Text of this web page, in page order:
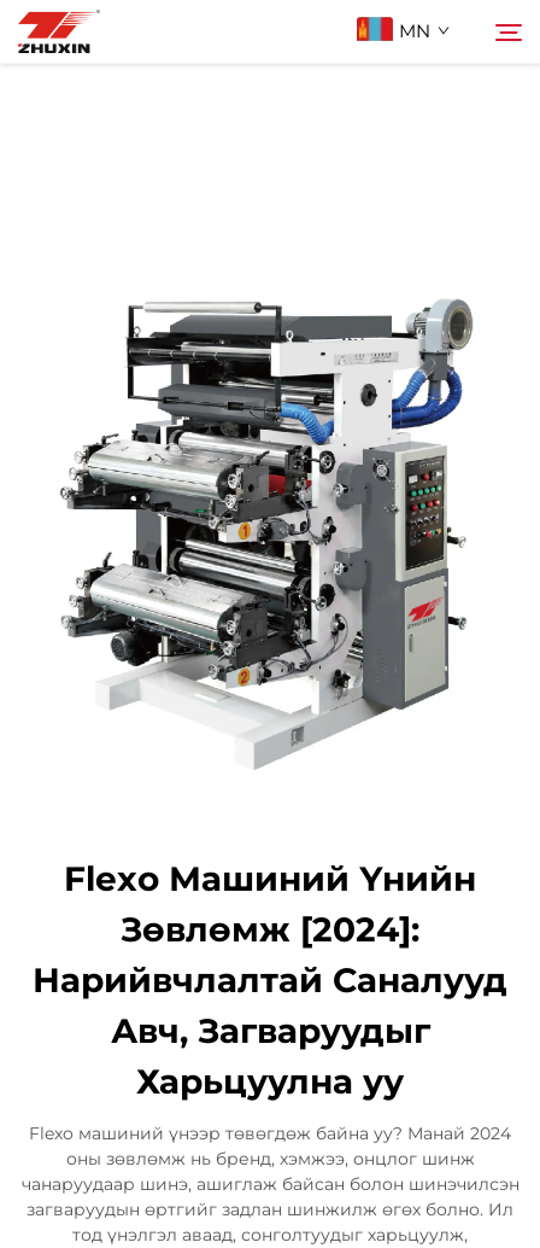
MN
Холбоо Барих
Түгээмэл асуулт
Flexo Машиний Үнийн
Зөвлөмж [2024]:
Нарийвчлалтай Саналууд
Авч, Загваруудыг
Харьцуулна уу
Flexo машиний үнээр төвөгдөж байна уу? Манай 2024
оны зөвлөмж нь бренд, хэмжээ, онцлог шинж
чанаруудаар шинэ, ашиглаж байсан болон шинэчилсэн
загваруудын өртгийг задлан шинжилж өгөх болно. Ил
тод үнэлгэл аваад, сонголтуудыг харьцуулж,